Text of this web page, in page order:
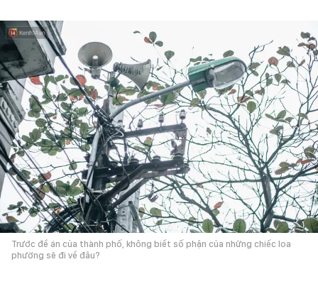
Trước đề án của thành phố, không biết số phận của những chiếc loa
phường sẽ đi về đâu?